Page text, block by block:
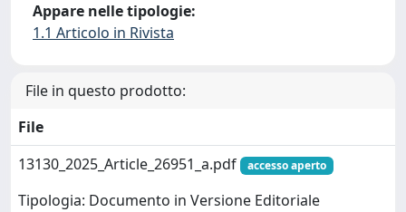
Appare nelle tipologie:
1.1 Articolo in Rivista
File in questo prodotto:
File
13130_2025_Article_26951_a.pdf
accesso aperto
Tipologia: Documento in Versione Editoriale